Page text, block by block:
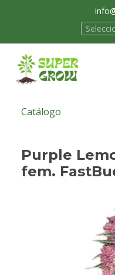
Catálogo
Purple
fem.